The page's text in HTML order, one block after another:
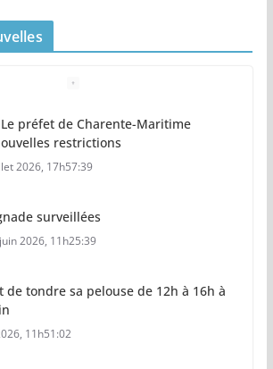
préfet de Charente-Maritime
restrictions
2026, 17h57:39
surveillées
2026, 11h25:39
tondre sa pelouse de 12h à 16h à
11h51:02